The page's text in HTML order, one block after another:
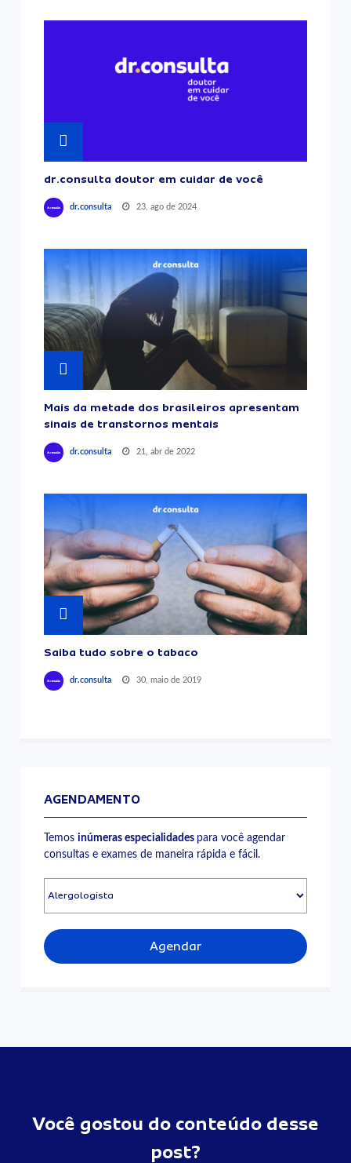
dr.consulta doutor em cuidar de você
dr.consulta 23, ago de 2024
Mais da metade dos brasileiros apresentam
sinais de transtornos mentais
dr.consulta 21, abr de 2022
Saiba tudo sobre o tabaco
dr.consulta 30, maio de 2019
AGENDAMENTO
Temosinúmeras especialidades para você agendar
consultas e exames de maneira rápida e fácil.
Agendar
Você gostou do conteúdo desse
post?